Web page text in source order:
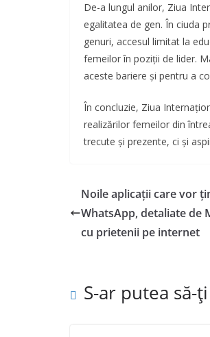
De-a lungul anilor, Ziua
egalitatea de gen. În ciuda
genuri, accesul limitat la
femeilor în poziții de lider.
aceste bariere și pentru a
În concluzie, Ziua
realizărilor femeilor din
trecute și prezente, ci și
Noile aplicații care vor
WhatsApp, detaliate de
cu prietenii pe internet
S-ar putea să-